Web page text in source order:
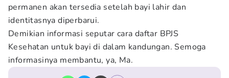
permanen akan tersedia setelah bayi lahir dan
identitasnya diperbarui.
Demikian informasi seputar cara daftar BPJS
Kesehatan untuk bayi di dalam kandungan. Semoga
informasinya membantu, ya, Ma.